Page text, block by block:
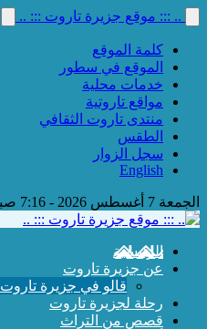
.. ::: موقع جزيرة تاروت ::: ..
كلمة الموقع
الموقع في سطور
خدمات محلية
مواقع تاروتية
منتدى تاروت الثقافي
الطقس
سجل الزوار
English
الجمعة 7 أغسطس 2026 - 7:16 صباحًا
الرئيسية
عن جزيرة تاروت
قالو في جزيرة تاروت
رحلة لجزيرة تاروت
قصص من التراث